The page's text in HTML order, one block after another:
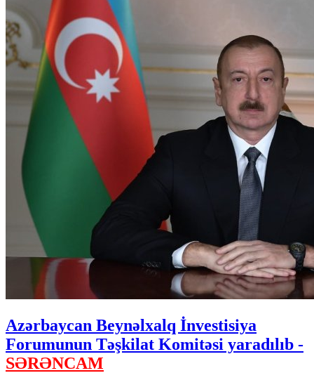
Azərbaycan Beynəlxalq İnvestisiya
Forumunun Təşkilat Komitəsi yaradılıb -
SƏRƏNCAM